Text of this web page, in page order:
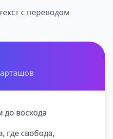
с переводом
до восхода
где свобода,